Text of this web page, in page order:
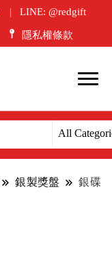
LINE: @redgift
隱私權條款
銀製獎盤 銀碟